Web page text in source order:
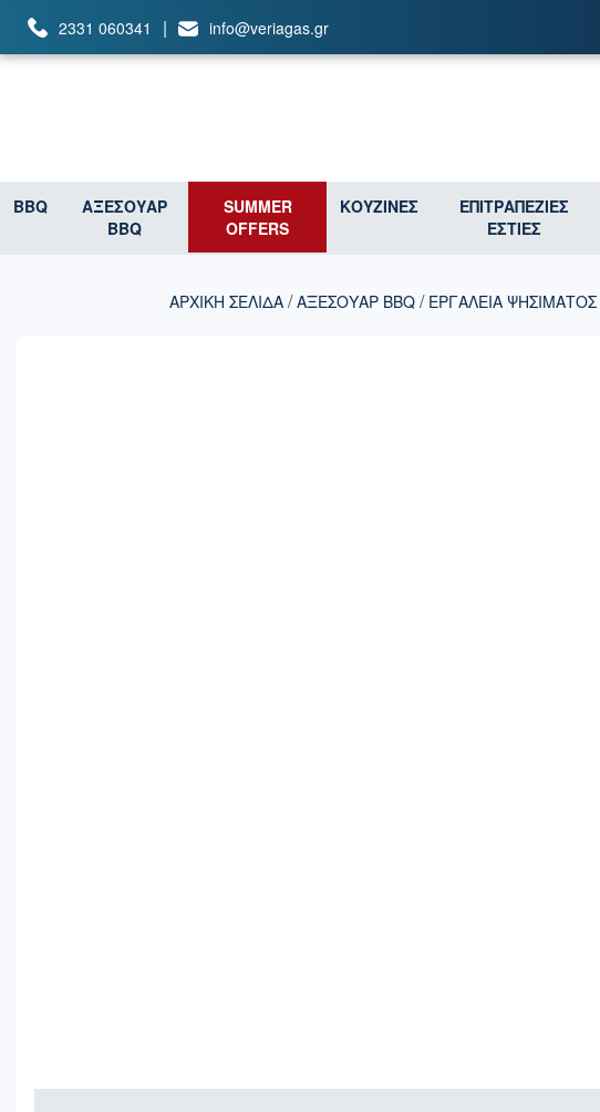
2331 060341 | info@veriagas.gr
BBQ
ΑΞΕΣΟΥΑΡ
BBQ
SUMMER
OFFERS
ΚΟΥΖΙΝΕΣ
ΕΠΙΤΡΑΠΕΖΙΕΣ
ΕΣΤΙΕΣ
ΑΡΧΙΚΉ ΣΕΛΊΔΑ /ΑΞΕΣΟΥΑΡ BBQ / ΕΡΓΑΛΕΙΑ ΨΗΣΙΜΑΤΟΣ